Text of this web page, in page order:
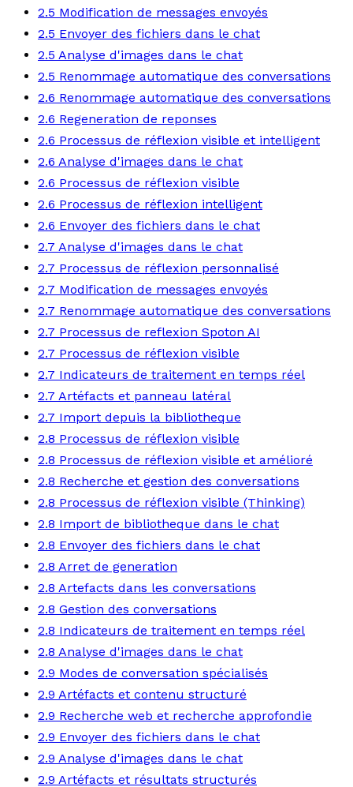
2.5 Modification de messages envoyés
2.5 Envoyer des fichiers dans le chat
2.5 Analyse d'images dans le chat
2.5 Renommage automatique des conversations
2.6 Renommage automatique des conversations
2.6 Regeneration de reponses
2.6 Processus de réflexion visible et intelligent
2.6 Analyse d'images dans le chat
2.6 Processus de réflexion visible
2.6 Processus de réflexion intelligent
2.6 Envoyer des fichiers dans le chat
2.7 Analyse d'images dans le chat
2.7 Processus de réflexion personnalisé
2.7 Modification de messages envoyés
2.7 Renommage automatique des conversations
2.7 Processus de reflexion Spoton AI
2.7 Processus de réflexion visible
2.7 Indicateurs de traitement en temps réel
2.7 Artéfacts et panneau latéral
2.7 Import depuis la bibliotheque
2.8 Processus de réflexion visible
2.8 Processus de réflexion visible et amélioré
2.8 Recherche et gestion des conversations
2.8 Processus de réflexion visible (Thinking)
2.8 Import de bibliotheque dans le chat
2.8 Envoyer des fichiers dans le chat
2.8 Arret de generation
2.8 Artefacts dans les conversations
2.8 Gestion des conversations
2.8 Indicateurs de traitement en temps réel
2.8 Analyse d'images dans le chat
2.9 Modes de conversation spécialisés
2.9 Artéfacts et contenu structuré
2.9 Recherche web et recherche approfondie
2.9 Envoyer des fichiers dans le chat
2.9 Analyse d'images dans le chat
2.9 Artéfacts et résultats structurés